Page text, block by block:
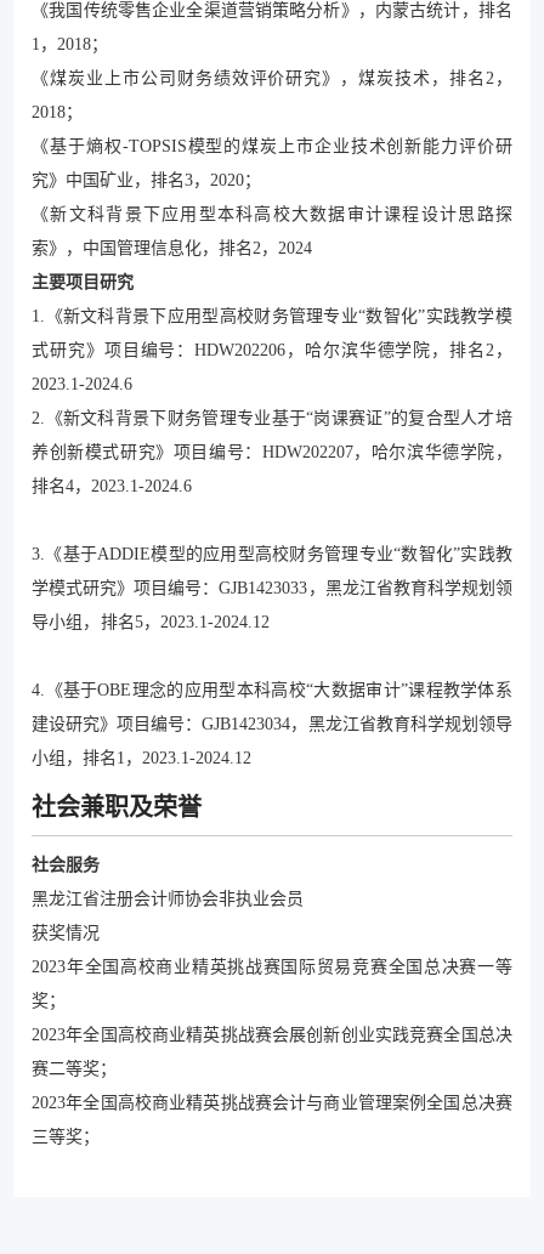
《我国传统零售企业全渠道营销策略分析》，内蒙古统计，排名
1，2018；
《煤炭业上市公司财务绩效评价研究》，煤炭技术，排名2，
2018；
《基于熵权-TOPSIS模型的煤炭上市企业技术创新能力评价研
究》中国矿业，排名3，2020；
《新文科背景下应用型本科高校大数据审计课程设计思路探
索》，中国管理信息化，排名2，2024
主要项目研究
1.《新文科背景下应用型高校财务管理专业“数智化”实践教学模
式研究》项目编号：HDW202206，哈尔滨华德学院，排名2，
2023.1-2024.6
2.《新文科背景下财务管理专业基于“岗课赛证”的复合型人才培
养创新模式研究》项目编号：HDW202207，哈尔滨华德学院，
排名4，2023.1-2024.6
3.《基于ADDIE模型的应用型高校财务管理专业“数智化”实践教
学模式研究》项目编号：GJB1423033，黑龙江省教育科学规划领
导小组，排名5，2023.1-2024.12
4.《基于OBE理念的应用型本科高校“大数据审计”课程教学体系
建设研究》项目编号：GJB1423034，黑龙江省教育科学规划领导
小组，排名1，2023.1-2024.12
社会兼职及荣誉
社会服务
黑龙江省注册会计师协会非执业会员
获奖情况
2023年全国高校商业精英挑战赛国际贸易竞赛全国总决赛一等
奖；
2023年全国高校商业精英挑战赛会展创新创业实践竞赛全国总决
赛二等奖；
2023年全国高校商业精英挑战赛会计与商业管理案例全国总决赛
三等奖；